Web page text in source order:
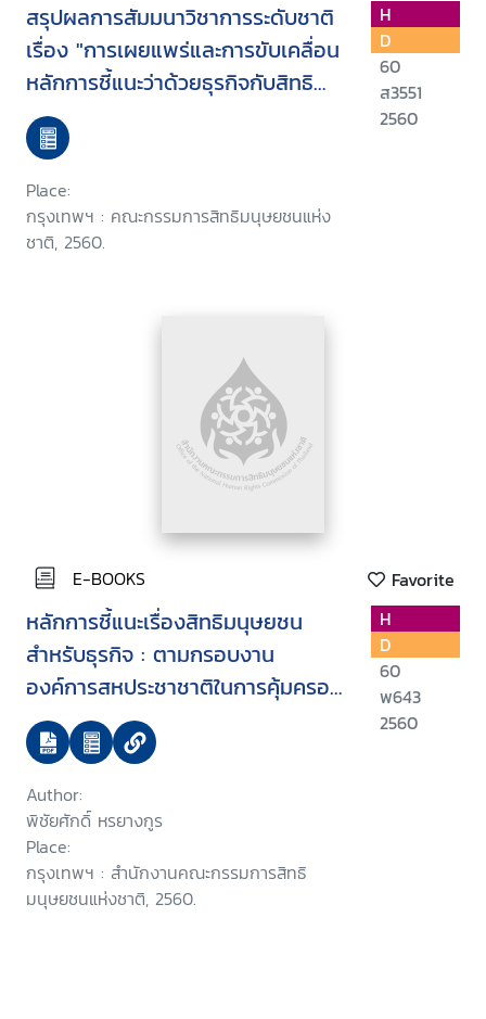
สรุปผลการสัมมนาวิชาการระดับชาติ
เรื่อง "การเผยแพร่และการขับเคลื่อน
หลักการชี้แนะว่าด้วยธุรกิจกับสิทธิ
มนุษยชนของสหประชาชาติใน
ประเทศไทย" วันพุธที่ 31 พฤษภาคม
2560 ณ ศูนย์ประชุมสหประชาชาติ
ถนนราชดำเนินนอก
กรุงเทพมหานคร
Place:
กรุงเทพฯ : คณะกรรมการสิทธิมนุษยชนแห่ง
ชาติ, 2560.
H
D
60
ส3551
2560
E-BOOKS Favorite
หลักการชี้แนะเรื่องสิทธิมนุษยชน
สำหรับธุรกิจ : ตามกรอบงาน
องค์การสหประชาชาติในการคุ้มครอง
เคารพ และเยียวยา
Author:
พิชัยศักดิ์ หรยางกูร
Place:
กรุงเทพฯ : สำนักงานคณะกรรมการสิทธิ
มนุษยชนแห่งชาติ, 2560.
H
D
60
พ643
2560